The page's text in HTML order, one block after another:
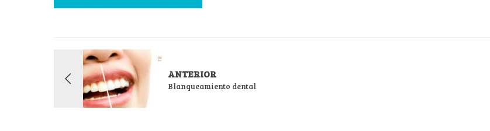
ANTERIOR
Blanqueamiento dental